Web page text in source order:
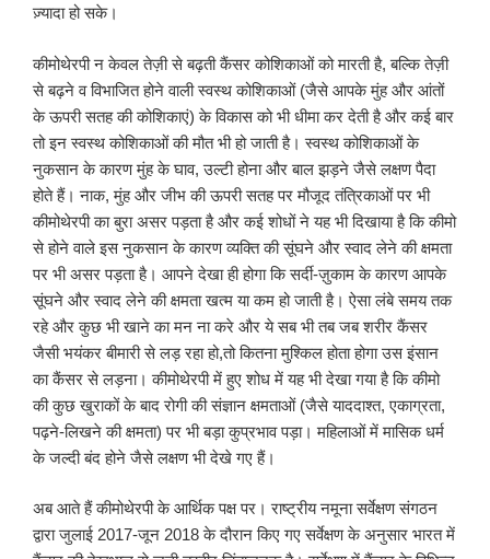
ज़्यादा हो सके।
कीमोथेरपी न केवल तेज़ी से बढ़ती कैंसर कोशिकाओं को मारती है, बल्कि तेज़ी
से बढ़ने व विभाजित होने वाली स्वस्थ कोशिकाओं (जैसे आपके मुंह और आंतों
के ऊपरी सतह की कोशिकाएं) के विकास को भी धीमा कर देती है और कई बार
तो इन स्वस्थ कोशिकाओं की मौत भी हो जाती है। स्वस्थ कोशिकाओं के
नुकसान के कारण मुंह के घाव, उल्टी होना और बाल झड़ने जैसे लक्षण पैदा
होते हैं। नाक, मुंह और जीभ की ऊपरी सतह पर मौजूद तंत्रिकाओं पर भी
कीमोथेरपी का बुरा असर पड़ता है और कई शोधों ने यह भी दिखाया है कि कीमो
से होने वाले इस नुकसान के कारण व्यक्ति की सूंघने और स्वाद लेने की क्षमता
पर भी असर पड़ता है। आपने देखा ही होगा कि सर्दी-ज़ुकाम के कारण आपके
सूंघने और स्वाद लेने की क्षमता खत्म या कम हो जाती है। ऐसा लंबे समय तक
रहे और कुछ भी खाने का मन ना करे और ये सब भी तब जब शरीर कैंसर
जैसी भयंकर बीमारी से लड़ रहा हो,तो कितना मुश्किल होता होगा उस इंसान
का कैंसर से लड़ना। कीमोथेरपी में हुए शोध में यह भी देखा गया है कि कीमो
की कुछ खुराकों के बाद रोगी की संज्ञान क्षमताओं (जैसे याददाश्त, एकाग्रता,
पढ़ने-लिखने की क्षमता) पर भी बड़ा कुप्रभाव पड़ा। महिलाओं में मासिक धर्म
के जल्दी बंद होने जैसे लक्षण भी देखे गए हैं।
अब आते हैं कीमोथेरपी के आर्थिक पक्ष पर। राष्ट्रीय नमूना सर्वेक्षण संगठन
द्वारा जुलाई 2017-जून 2018 के दौरान किए गए सर्वेक्षण के अनुसार भारत में